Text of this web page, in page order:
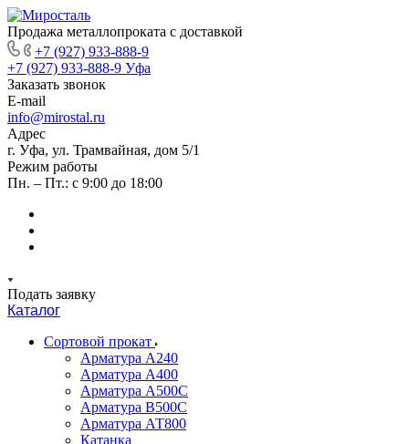
Продажа металлопроката с доставкой
+7 (927) 933-888-9
+7 (927) 933-888-9 Уфа
Заказать звонок
E-mail
info@mirostal.ru
Адрес
г. Уфа, ул. Трамвайная, дом 5/1
Режим работы
Пн. – Пт.: с 9:00 до 18:00
Подать заявку
Каталог
Сортовой прокат
Арматура А240
Арматура А400
Арматура А500C
Арматура В500С
Арматура АТ800
Катанка